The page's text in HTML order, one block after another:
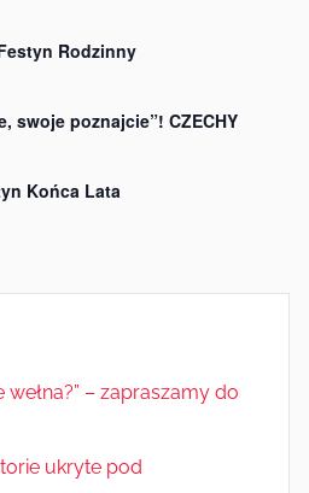
Rodzinny
swoje poznajcie”! CZECHY
Końca Lata
wełna?” – zapraszamy do
ukryte pod